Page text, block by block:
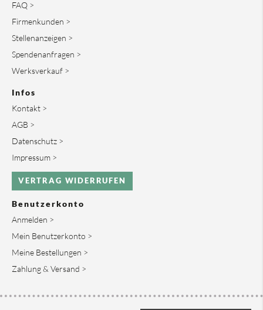
FAQ >
Firmenkunden >
Stellenanzeigen >
Spendenanfragen >
Werksverkauf >
Infos
Kontakt >
AGB >
Datenschutz >
Impressum >
VERTRAG WIDERRUFEN
Benutzerkonto
Anmelden >
Mein Benutzerkonto >
Meine Bestellungen >
Zahlung & Versand >